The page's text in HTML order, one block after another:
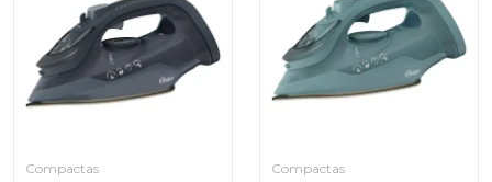
Compactas Compactas